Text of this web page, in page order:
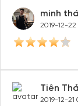
minh
2019-12-22
Tiên
2019-12-21